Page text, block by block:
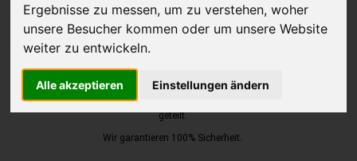
Ergebnisse zu messen, um zu verstehen, woher
unsere Besucher kommen oder um unsere Website
weiter zu entwickeln.
Alle akzeptieren Einstellungen ändern
JETZT KOSTENLOSE BEWERTUNG
Kostenloses Angebotfür den Ankauf Ihres Autos inklusive der
Abholung, auf Wunsch sofort Geld. Ihre Daten werden nicht mit Dritten
geteilt.
Wir garantieren 100% Sicherheit.